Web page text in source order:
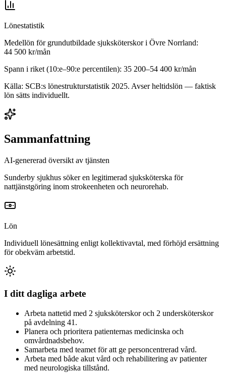
Lönestatistik
Medellön för grundutbildade sjuksköterskori Övre Norrland:
44 500 kr/mån
Spann i riket (10:e–90:e percentilen): 35 200–54 400 kr/mån
Källa: SCB:s lönestrukturstatistik 2025. Avser heltidslön — faktisk
lön sätts individuellt.
Sammanfattning
AI-genererad översikt av tjänsten
Sunderby sjukhus söker en legitimerad sjuksköterska för
nattjänstgöring inom strokeenheten och neurorehab.
Lön
Individuell lönesättning enligt kollektivavtal, med förhöjd ersättning
för obekväm arbetstid.
I ditt dagliga arbete
Arbeta nattetid med 2 sjuksköterskor och 2 undersköterskor
på avdelning 41.
Planera och prioritera patienternas medicinska och
omvårdnadsbehov.
Samarbeta med teamet för att ge personcentrerad vård.
Arbeta med både akut vård och rehabilitering av patienter
med neurologiska tillstånd.